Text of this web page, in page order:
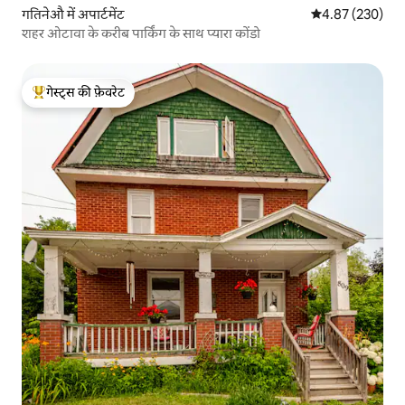
गतिनेऔ में अपार्टमेंट औसत रेटिंग 5 में से
4.87 (230)
शहर ओटावा के करीब पार्किंग के साथ प्यारा कोंडो
गेस्ट्स का टॉप फ़ेवरेट
गेस्ट्स की फ़ेवरेट